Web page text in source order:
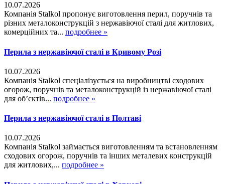
10.07.2026
Компанія Stalkol пропонує виготовлення перил, поручнів та
різних металоконструкцій з нержавіючої сталі для житлових,
комерційних та... подробнее »
Перила з нержавіючої сталі в Кривому Розі
10.07.2026
Компанія Stalkol спеціалізується на виробництві сходових
огорож, поручнів та металоконструкцій із нержавіючої сталі
для об’єктів... подробнее »
Перила з нержавіючої сталі в Полтаві
10.07.2026
Компанія Stalkol займається виготовленням та встановленням
сходових огорож, поручнів та інших металевих конструкцій
для житлових,... подробнее »